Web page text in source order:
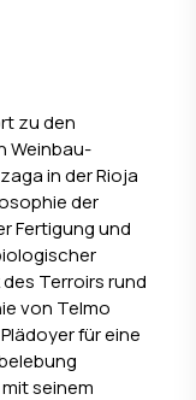
zu den
Weinbau-
in der Rioja
der
Fertigung und
Terroirs rund
von Telmo
für eine
seinem